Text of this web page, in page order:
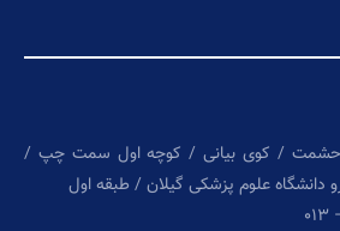
حشمت / کوی بیانی / کوچه اول سمت چپ /
دانشگاه علوم پزشکی گیلان / طبقه اول